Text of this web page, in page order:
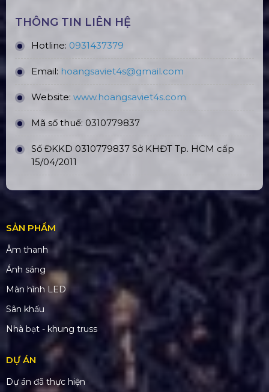
THÔNG TIN LIÊN HỆ
Hotline: 0931437379
Email: hoangsaviet4s@gmail.com
Website: www.hoangsaviet4s.com
Mã số thuế: 0310779837
Số ĐKKD 0310779837 Sở KHĐT Tp. HCM cấp
15/04/2011
SẢN PHẨM
Âm thanh
Ánh sáng
Màn hình LED
Sân khấu
Nhà bạt - khung truss
DỰ ÁN
Dự án đã thực hiện